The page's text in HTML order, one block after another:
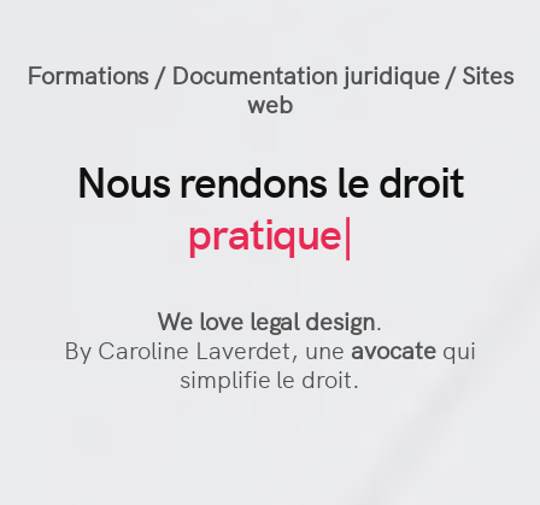
Formations / Documentation juridique / Sites
web
Nous rendons le droit
pratique
We love legal design.
By Caroline Laverdet, une avocatequi
simplifie le droit.